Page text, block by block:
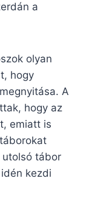
a
olyan
hogy
A
hogy az
emiatt is
utolsó tábor
kezdi